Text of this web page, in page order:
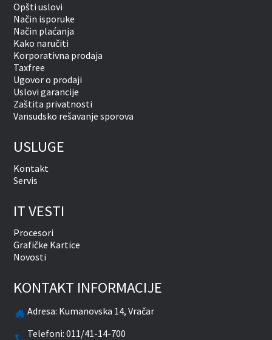
Opšti uslovi
Način isporuke
Način plaćanja
Kako naručiti
Korporativna prodaja
Taxfree
Ugovor o prodaji
Uslovi garancije
Zaštita privatnosti
Vansudsko rešavanje sporova
USLUGE
Kontakt
Servis
IT VESTI
Procesori
Grafičke Kartice
Novosti
KONTAKT INFORMACIJE
Adresa: Kumanovska 14, Vračar
Telefoni:011/41-14-700